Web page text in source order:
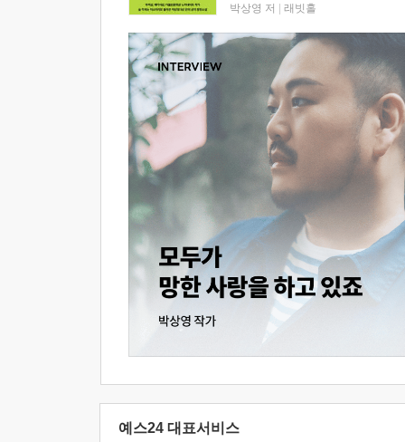
박상영 저 래빗홀
예스24 대표서비스